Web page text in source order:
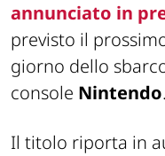
annunciato in
previsto il
giorno dello
console Nintendo.
Il titolo riporta in